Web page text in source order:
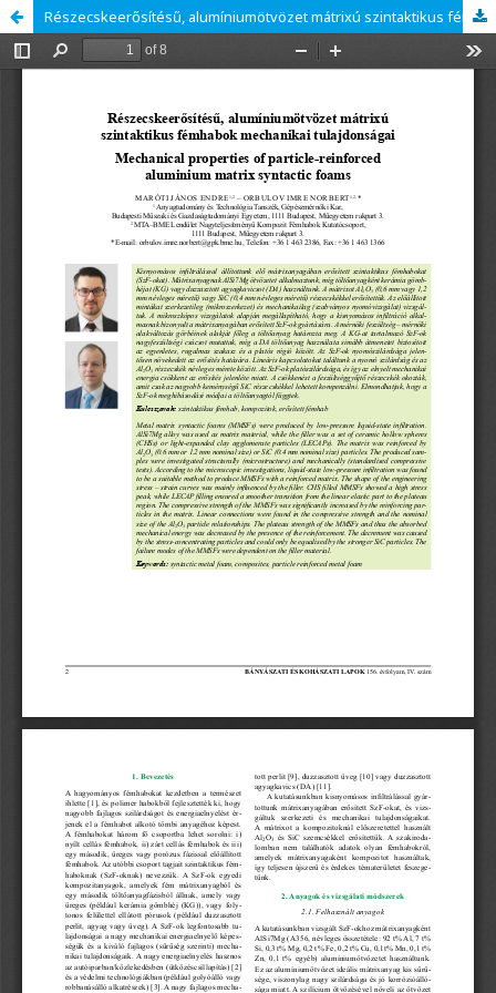
Részecskeerősítésű, alumíniumötvözet mátrixú szintaktikus fémhabok mechanikai tulajdonságai